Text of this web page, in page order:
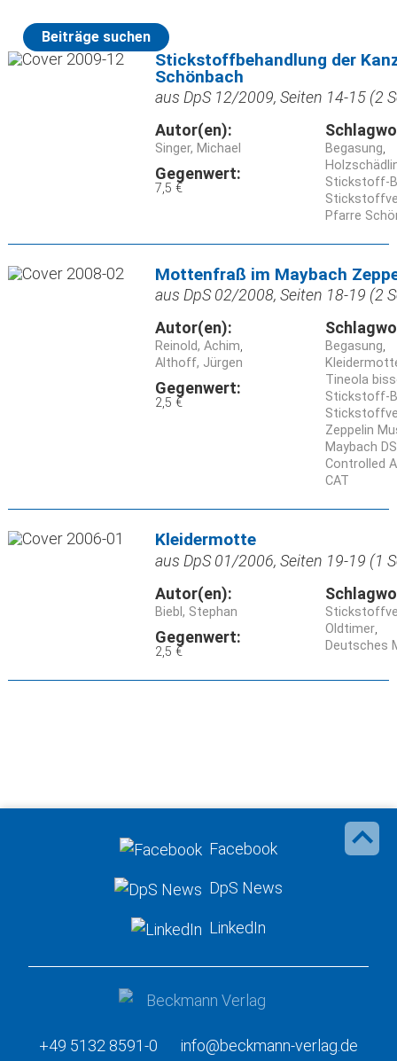
Beiträge suchen
Stickstoffbehandlung der
Schönbach
aus DpS 12/2009, Seiten 14-15 (2
Autor(en):
Singer, Michael
Gegenwert:
7,5 €
Begasung
Stickstoff-
Pfarre
Mottenfraß im Maybach
aus DpS 02/2008, Seiten 18-19 (2
Autor(en):
Reinold, Achim
Althoff, Jürgen
Gegenwert:
2,5 €
Begasung
Tineola
Stickstoff-
Zeppelin
Maybach
Controlled
CAT
Kleidermotte
aus DpS 01/2006, Seiten 19-19 (1
Autor(en):
Biebl, Stephan
Gegenwert:
2,5 €
Oldtimer
Deutsches
Facebook
DpS News
LinkedIn
+49 5132 8591-0
info@beckmann-verlag.de